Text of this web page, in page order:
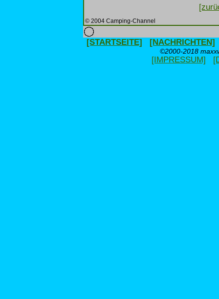
© 2004 Camping-Channel
[STARTSEITE] [NACHRICHTEN]
©2000-2018
[IMPRESSUM]